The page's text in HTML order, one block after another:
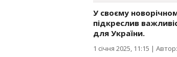
У своєму
підкреслив
для України.
1 січня 2025, 11:15 |